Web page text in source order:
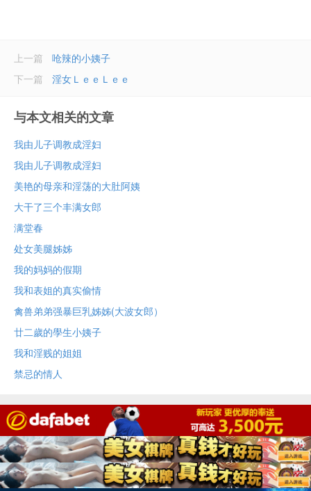
上一篇
呛辣的小姨子
淫女ＬｅｅＬｅｅ
下一篇
与本文相关的文章
我由儿子调教成淫妇
我由儿子调教成淫妇
美艳的母亲和淫荡的大肚阿姨
大干了三个丰满女郎
满堂春
处女美腿姊姊
我的妈妈的假期
我和表姐的真实偷情
禽兽弟弟强暴巨乳姊姊(大波女郎）
廿二歲的學生小姨子
我和淫贱的姐姐
禁忌的情人